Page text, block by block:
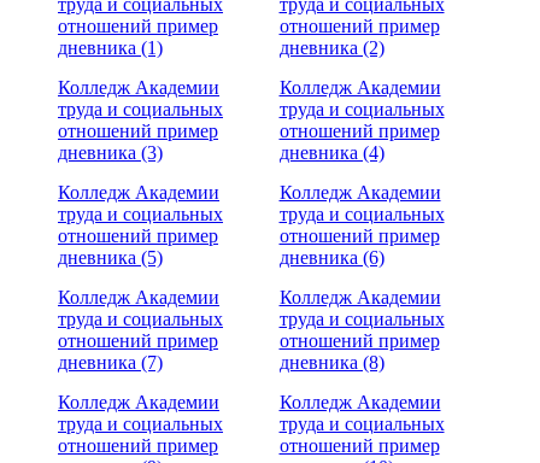
отношений пример
дневника (1)
отношений пример
дневника (2)
Колледж Академии
труда и социальных
отношений пример
дневника (3)
Колледж Академии
труда и социальных
отношений пример
дневника (4)
Колледж Академии
труда и социальных
отношений пример
дневника (5)
Колледж Академии
труда и социальных
отношений пример
дневника (6)
Колледж Академии
труда и социальных
отношений пример
дневника (7)
Колледж Академии
труда и социальных
отношений пример
дневника (8)
Колледж Академии
труда и социальных
отношений пример
Колледж Академии
труда и социальных
отношений пример